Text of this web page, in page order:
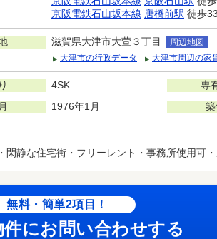
京阪電鉄石山坂本線 唐橋前駅 徒歩
滋賀県大津市大萱３丁目
周辺地図
大津市の行政データ
大津市周辺の家
4SK 専
1976年1月
閑静な住宅街・フリーレント・事務所使用可
無料・簡単2項目！
件にお問い合わせする